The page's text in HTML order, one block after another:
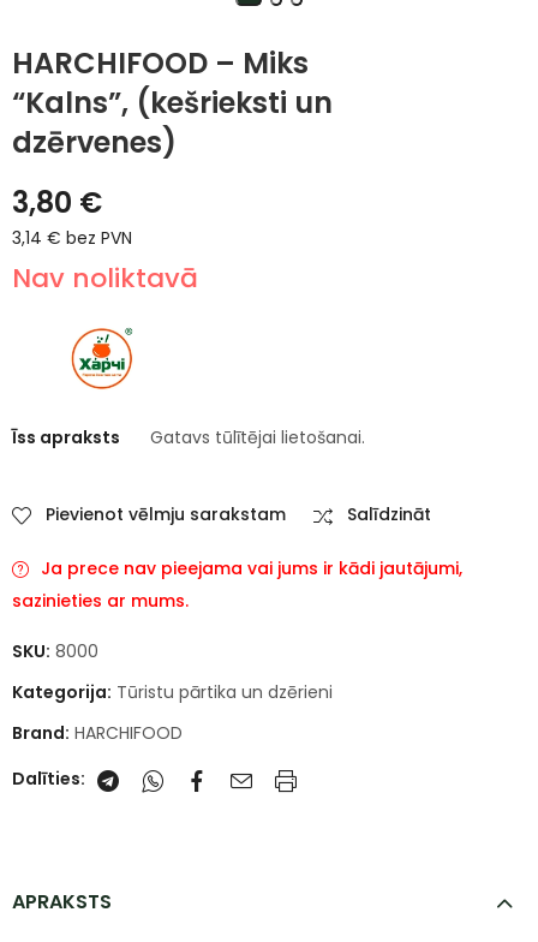
HARCHIFOOD – Miks
“Kalns”, (kešrieksti un
dzērvenes)
3,80 €
3,14 € bez PVN
Nav noliktavā
Īss apraksts Gatavs tūlītējai lietošanai.
Pievienot vēlmju sarakstam Salīdzināt
Ja prece nav pieejama vai jums ir kādi jautājumi,
sazinieties ar mums.
SKU: 8000
Kategorija: Tūristu pārtika un dzērieni
Brand: HARCHIFOOD
Dalīties:
APRAKSTS